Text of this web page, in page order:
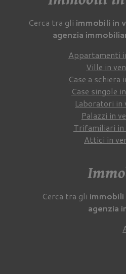
Cerca tra gli immobili in
agenzia
Appartamenti
Ville in
Case a schiera
Case singole
Laboratori in
Palazzi in
Trifamiliari in
Attici in
Cerca tra gli
agenzia